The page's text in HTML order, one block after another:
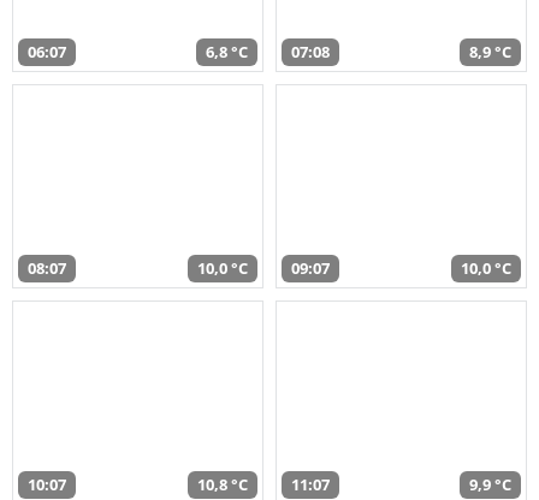
06:07 6,8 °C 07:08 8,9 °C
08:07 10,0 °C 09:07 10,0 °C
10:07 10,8 °C 11:07 9,9 °C